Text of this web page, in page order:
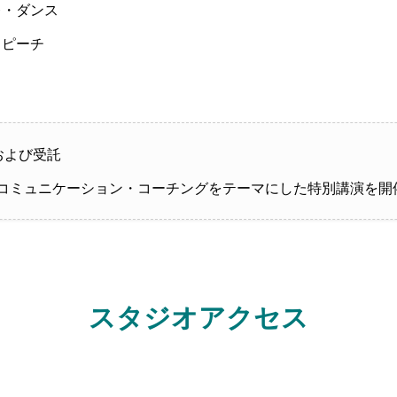
ダンス
ーチ
び受託
ュニケーション・コーチングをテーマにした特別講演を開
スタジオアクセス